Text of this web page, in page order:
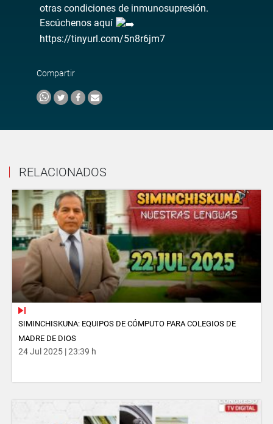
otras condiciones de inmunosupresión.
Escúchenos aquí
https://tinyurl.com/5n8r6jm7
Compartir
RELACIONADOS
SIMINCHISKUNA: EQUIPOS DE CÓMPUTO PARA COLEGIOS DE
MADRE DE DIOS
24 Jul 2025 | 23:39 h